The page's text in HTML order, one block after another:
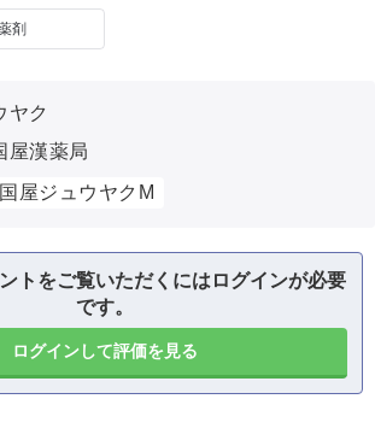
剤
ヤク
屋漢薬局
屋ジュウヤクM
トをご覧いただくにはログインが必要
です。
ログインして評価を見る